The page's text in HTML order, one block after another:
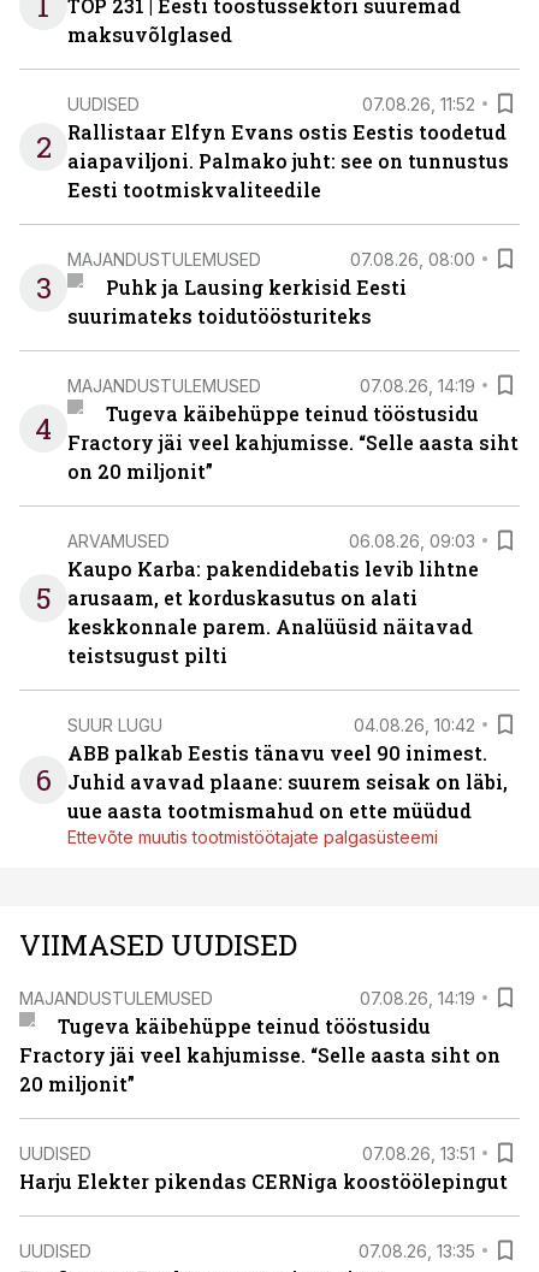
TOP 231 | Eesti tööstussektori suuremad
maksuvõlglased
2
UUDISED 07.08.26, 11:52
Rallistaar Elfyn Evans ostis Eestis toodetud
aiapaviljoni. Palmako juht: see on tunnustus
Eesti tootmiskvaliteedile
3
MAJANDUSTULEMUSED 07.08.26, 08:00
Puhk ja Lausing kerkisid Eesti
suurimateks toidutöösturiteks
4
MAJANDUSTULEMUSED 07.08.26, 14:19
Tugeva käibehüppe teinud tööstusidu
Fractory jäi veel kahjumisse. “Selle aasta siht
on 20 miljonit”
5
ARVAMUSED 06.08.26, 09:03
Kaupo Karba: pakendidebatis levib lihtne
arusaam, et korduskasutus on alati
keskkonnale parem. Analüüsid näitavad
teistsugust pilti
6
SUUR LUGU 04.08.26, 10:42
ABB palkab Eestis tänavu veel 90 inimest.
Juhid avavad plaane: suurem seisak on läbi,
uue aasta tootmismahud on ette müüdud
Ettevõte muutis tootmistöötajate palgasüsteemi
VIIMASED UUDISED
MAJANDUSTULEMUSED 07.08.26, 14:19
Tugeva käibehüppe teinud tööstusidu
Fractory jäi veel kahjumisse. “Selle aasta siht on
20 miljonit”
UUDISED 07.08.26, 13:51
Harju Elekter pikendas CERNiga koostöölepingut
UUDISED 07.08.26, 13:35